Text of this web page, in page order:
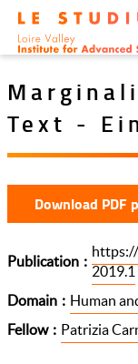
Aller
contenu
Tools
menu
Text -
Download PDF
Publication
2019.1
Domain
Human
Fellow
Patrizia